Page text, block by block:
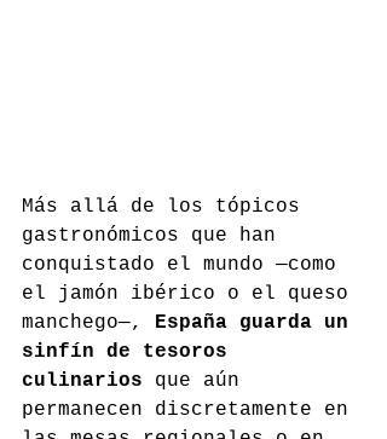
Más allá de los tópicos
gastronómicos que han
conquistado el mundo —como
el jamón ibérico o el queso
manchego—, España guarda un
sinfín de tesoros
culinarios que aún
permanecen discretamente en